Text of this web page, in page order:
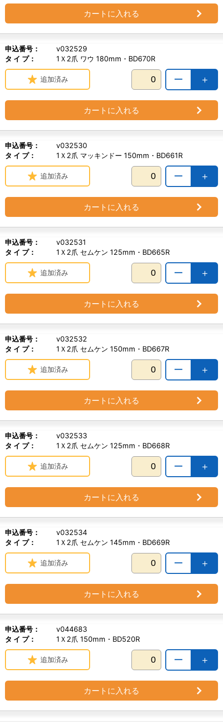
カートに入れる
申込番号：
v032529
タ イ プ：
1Ｘ2爪 ワウ 180mm・BD670R
＋
ー
追加済み
カートに入れる
申込番号：
v032530
タ イ プ：
1Ｘ2爪 マッキンドー 150mm・BD661R
＋
ー
追加済み
カートに入れる
申込番号：
v032531
タ イ プ：
1Ｘ2爪 セムケン 125mm・BD665R
＋
ー
追加済み
カートに入れる
申込番号：
v032532
タ イ プ：
1Ｘ2爪 セムケン 150mm・BD667R
＋
ー
追加済み
カートに入れる
申込番号：
v032533
タ イ プ：
1Ｘ2爪 セムケン 125mm・BD668R
＋
ー
追加済み
カートに入れる
申込番号：
v032534
タ イ プ：
1Ｘ2爪 セムケン 145mm・BD669R
＋
ー
追加済み
カートに入れる
申込番号：
v044683
タ イ プ：
1Ｘ2爪 150mm・BD520R
＋
ー
追加済み
カートに入れる